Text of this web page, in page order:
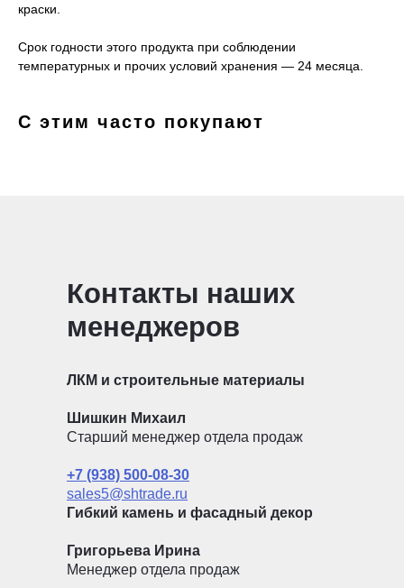
краски.
Срок годности этого продукта при соблюдении
температурных и прочих условий хранения — 24 месяца.
С этим часто покупают
Контакты наших
менеджеров
ЛКМ и строительные материалы
Шишкин Михаил
Старший менеджер отдела продаж
+7 (938) 500-08-30
sales5@shtrade.ru
Гибкий камень и фасадный декор
Григорьева Ирина
Менеджер отдела продаж